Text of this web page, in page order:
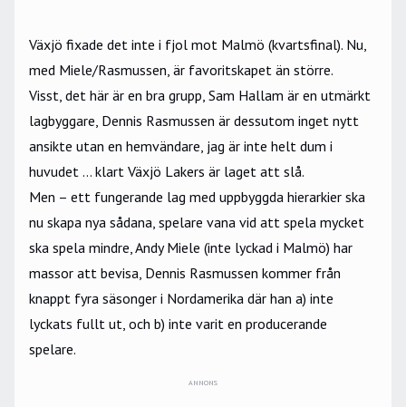
Växjö fixade det inte i fjol mot Malmö (kvartsfinal). Nu,
med Miele/Rasmussen, är favoritskapet än större.
Visst, det här är en bra grupp, Sam Hallam är en utmärkt
lagbyggare, Dennis Rasmussen är dessutom inget nytt
ansikte utan en hemvändare, jag är inte helt dum i
huvudet … klart Växjö Lakers är laget att slå.
Men – ett fungerande lag med uppbyggda hierarkier ska
nu skapa nya sådana, spelare vana vid att spela mycket
ska spela mindre, Andy Miele (inte lyckad i Malmö) har
massor att bevisa, Dennis Rasmussen kommer från
knappt fyra säsonger i Nordamerika där han a) inte
lyckats fullt ut, och b) inte varit en producerande
spelare.
ANNONS